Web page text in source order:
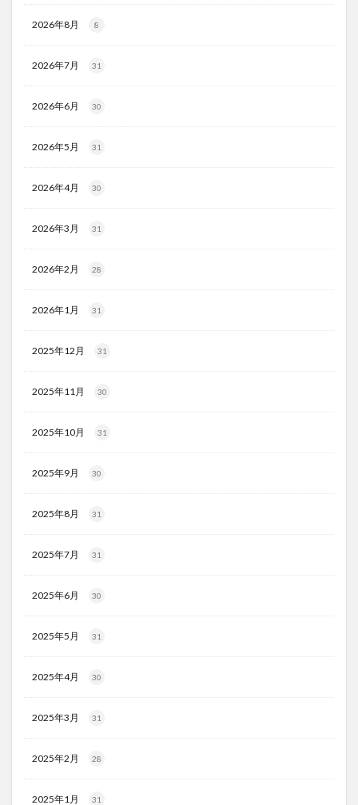
2026年8月 8
2026年7月 31
2026年6月 30
2026年5月 31
2026年4月 30
2026年3月 31
2026年2月 28
2026年1月 31
2025年12月 31
2025年11月 30
2025年10月 31
2025年9月 30
2025年8月 31
2025年7月 31
2025年6月 30
2025年5月 31
2025年4月 30
2025年3月 31
2025年2月 28
2025年1月 31